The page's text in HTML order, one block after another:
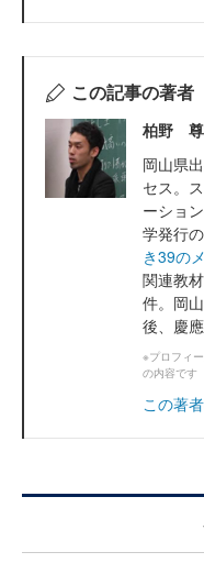
この記事の著者
柏野 尊
岡山県
セス。
ーショ
学発行
き39の
関連教
件。岡
後、慶
※プロフィ
の内容です
この著